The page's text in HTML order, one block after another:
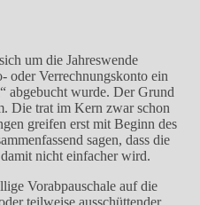
um die Jahreswende
oder Verrechnungskonto ein
abgebucht wurde. Der Grund
Die trat im Kern zwar schon
greifen erst mit Beginn des
sagen, dass die
nicht einfacher wird.
Vorabpauschale auf die
teilweise ausschüttender